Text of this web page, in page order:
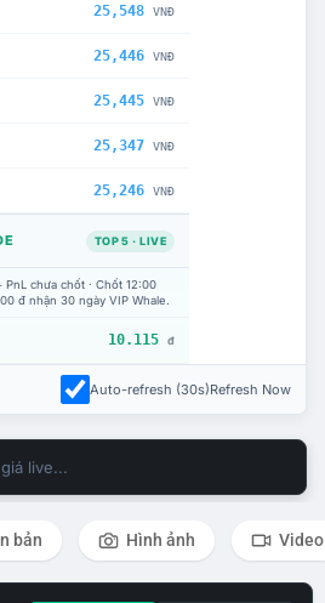
25,548 VNĐ
25,446 VNĐ
25,445 VNĐ
25,347 VNĐ
25,246 VNĐ
TOP 5 · LIVE
chưa chốt · Chốt 12:00
đ nhận 30 ngày VIP Whale.
10.115 đ
Auto-refresh (30s)Refresh Now
live...
bản Hình ảnh Video